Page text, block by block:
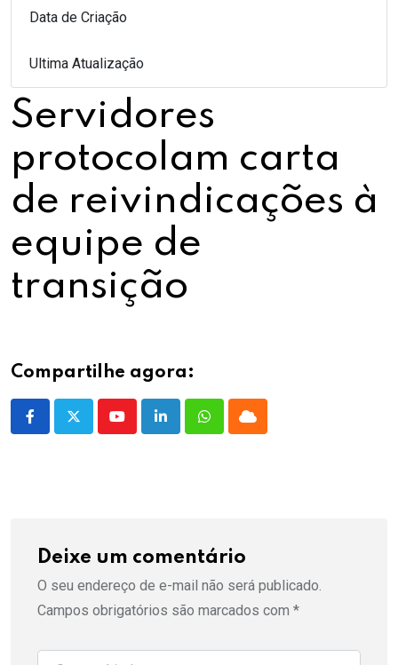
Data de Criação
Ultima Atualização
Servidores
protocolam carta
de reivindicações à
equipe de
transição
Compartilhe agora:
YoutubeLinkedInWhatsappCloud
Deixe um comentário
O seu endereço de e-mail não será publicado.
Campos obrigatórios são marcados com *